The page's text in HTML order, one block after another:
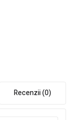
Recenzii (0)